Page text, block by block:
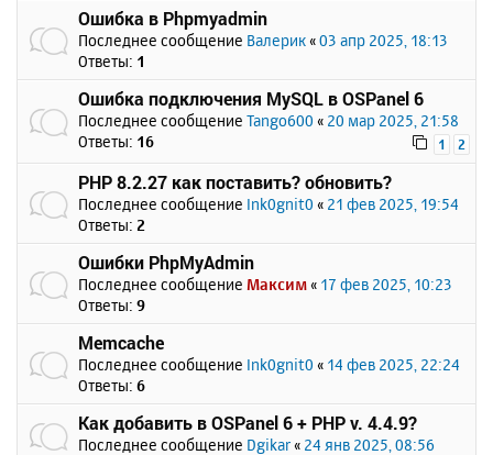
Ошибка в Phpmyadmin
Последнее сообщение Валерик «03 апр 2025, 18:13
Ответы: 1
Ошибка подключения MySQL в OSPanel 6
Последнее сообщение Tango600 « 20 мар 2025, 21:58
Ответы: 16 1 2
PHP 8.2.27 как поставить? обновить?
Последнее сообщение Ink0gnit0 « 21 фев 2025, 19:54
Ответы: 2
Ошибки PhpMyAdmin
Последнее сообщение Максим « 17 фев 2025, 10:23
Ответы: 9
Memcache
Последнее сообщение Ink0gnit0 « 14 фев 2025, 22:24
Ответы: 6
Как добавить в OSPanel 6 + PHP v. 4.4.9?
Последнее сообщение Dgikar « 24 янв 2025, 08:56